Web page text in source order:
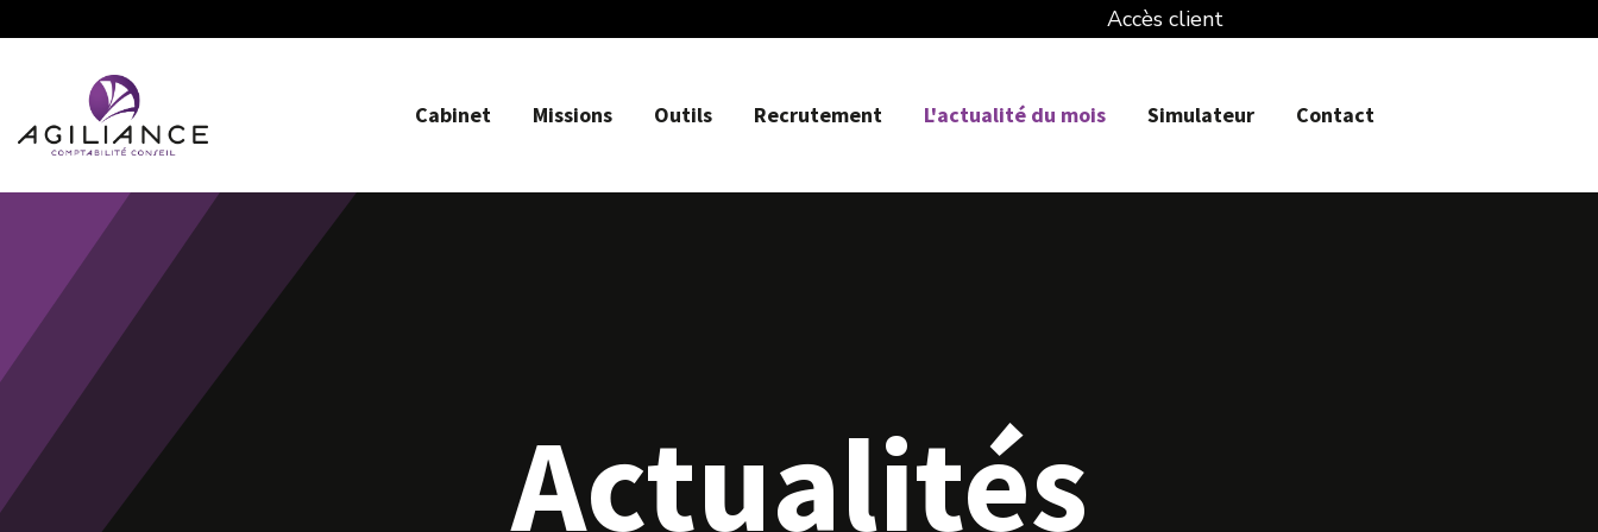
Accès client
Cabinet Missions Outils Recrutement L'actualité du mois Simulateur Contact
Actualités